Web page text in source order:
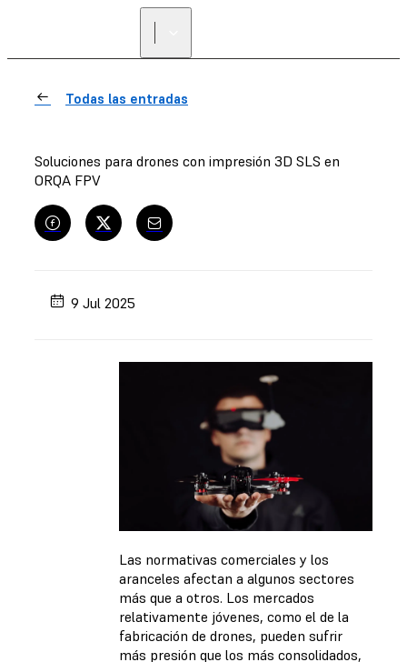
Todas las entradas
Soluciones para drones con impresión 3D SLS en
ORQA FPV
9 Jul 2025
Las normativas comerciales y los
aranceles afectan a algunos sectores
más que a otros. Los mercados
relativamente jóvenes, como el de la
fabricación de drones, pueden sufrir
más presión que los más consolidados,